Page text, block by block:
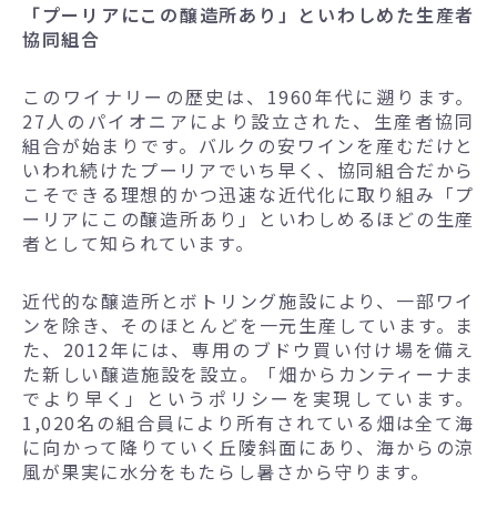
「プーリアにこの醸造所あり」といわしめた生産者
協同組合
このワイナリーの歴史は、1960年代に遡ります。
27人のパイオニアにより設立された、生産者協同
組合が始まりです。バルクの安ワインを産むだけと
いわれ続けたプーリアでいち早く、協同組合だから
こそできる理想的かつ迅速な近代化に取り組み「プ
ーリアにこの醸造所あり」といわしめるほどの生産
者として知られています。
近代的な醸造所とボトリング施設により、一部ワイ
ンを除き、そのほとんどを一元生産しています。ま
た、2012年には、専用のブドウ買い付け場を備え
た新しい醸造施設を設立。「畑からカンティーナま
でより早く」というポリシーを実現しています。
1,020名の組合員により所有されている畑は全て海
に向かって降りていく丘陵斜面にあり、海からの涼
風が果実に水分をもたらし暑さから守ります。